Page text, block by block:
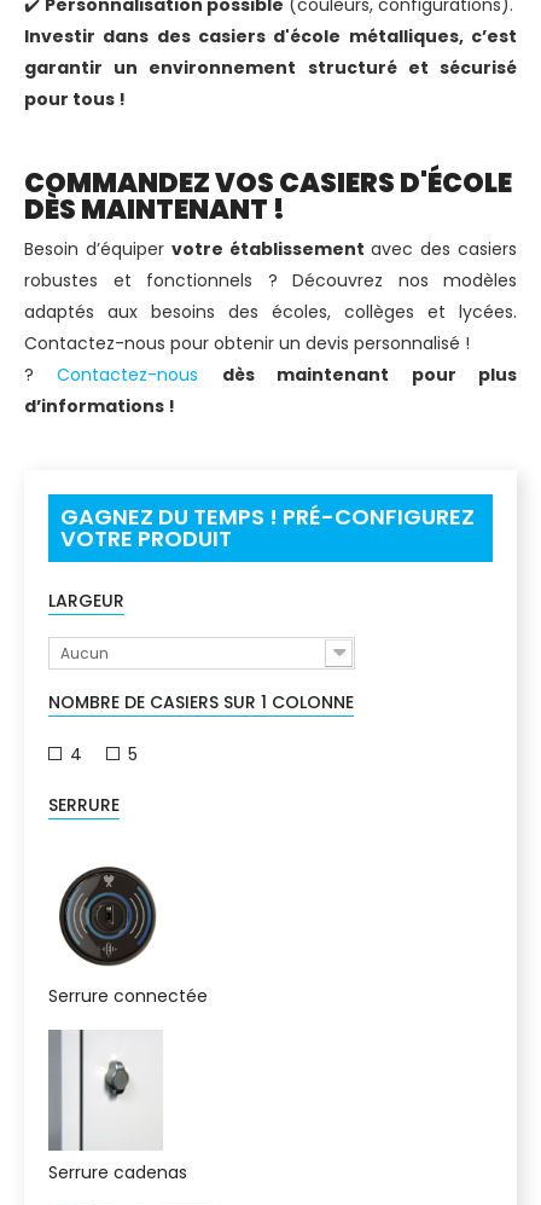
✔️ Personnalisation possible (couleurs, configurations).
Investir dans des casiers d'école métalliques, c’est
garantir un environnement structuré et sécurisé
pour tous !
COMMANDEZ VOS CASIERS D'ÉCOLE
DÈS MAINTENANT !
Besoin d’équiper votre établissement avec des casiers
robustes et fonctionnels ? Découvrez nos modèles
adaptés aux besoins des écoles, collèges et lycées.
Contactez-nous pour obtenir un devis personnalisé !
?Contactez-nous dès maintenant pour plus
d’informations !
GAGNEZ DU TEMPS ! PRÉ-CONFIGUREZ
VOTRE PRODUIT
LARGEUR
Aucun
NOMBRE DE CASIERS SUR 1 COLONNE
4 5
SERRURE
Serrure connectée
Serrure cadenas